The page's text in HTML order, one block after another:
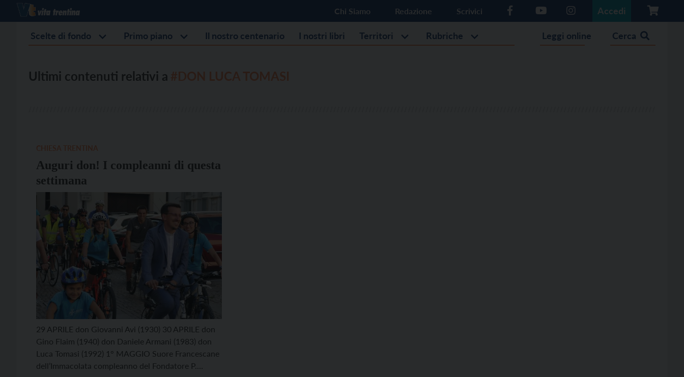
Chi Siamo Redazione Scrivici Accedi
Scelte di fondo Primo piano Il nostro centenario I nostri libri Territori Rubriche Leggi online Cerca
Ultimi contenuti relativi a
Auguri don! I compleanni di questa
settimana
29 APRILE don Giovanni Avi (1930) 30 APRILE don
Gino Flaim (1940) don Daniele Armani (1983) don
Luca Tomasi (1992) 1° MAGGIO Suore Francescane
dell’Immacolata compleanno del Fondatore P.